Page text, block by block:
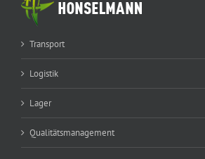
Transport
Logistik
Lager
Qualitätsmanagement